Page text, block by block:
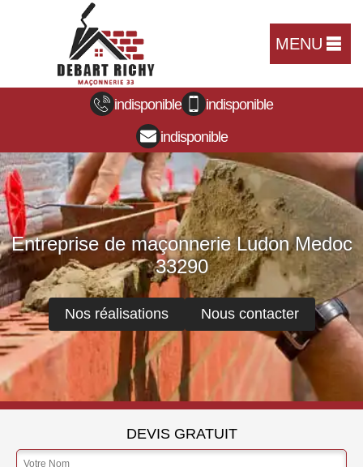
MENU
indisponible
indisponible
indisponible
Entreprise de maçonnerie Ludon Medoc
33290
Nos réalisations Nous contacter
DEVIS GRATUIT